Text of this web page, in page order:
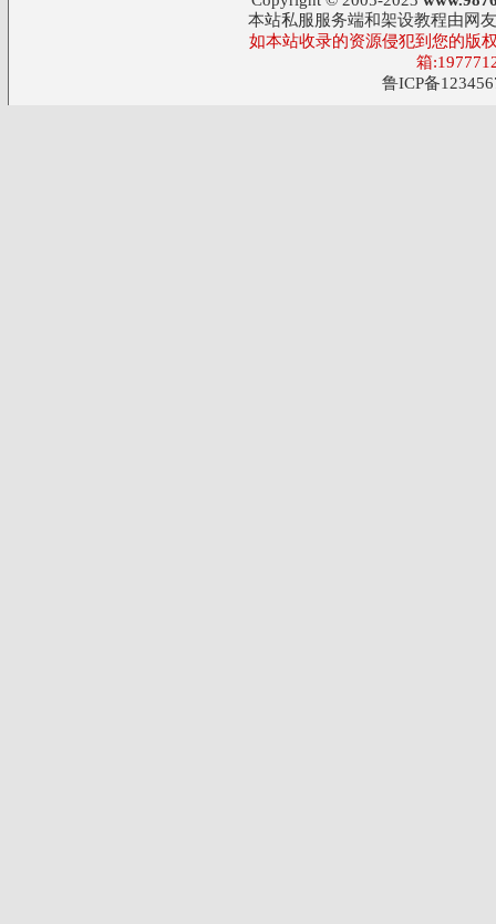
本站私服服务端和架设教程由网
如本站收录的资源侵犯到您的版
箱
鲁ICP备